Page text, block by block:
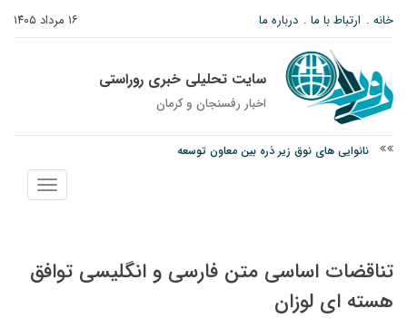
۱۶ مرداد ۱۴۰۵ خانه ارتباط با ما درباره ما
سایت تحلیلی خبری روراستی
اخبار رفسنجان و كرمان
نانوایی های نوق زیر ذره بین معاون توسعه
نمایش
منو
تناقضات اساسی متن فارسی و انگلیسی توافق
هسته ای لوزان